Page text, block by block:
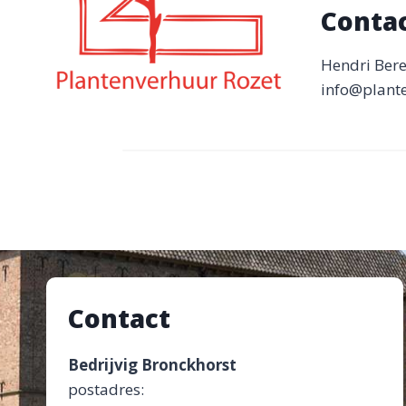
Hendri
Contact
Bedrijvig Bronckhorst
postadres: